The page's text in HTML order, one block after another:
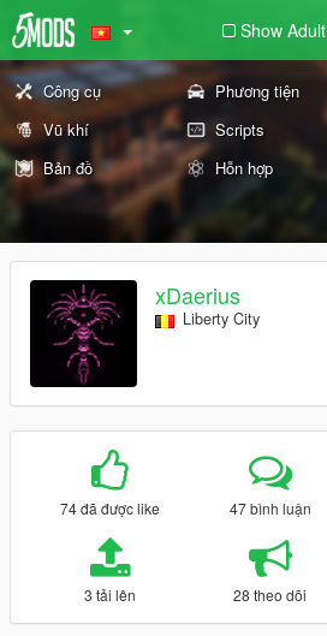
Show Adult
Công cụ Phương tiện
Vũ khí
Scripts
Bản đồ
Hỗn hợp
xDaerius
Liberty City
74 đã được like 47 bình luận
3 tải lên 28 theo dõi